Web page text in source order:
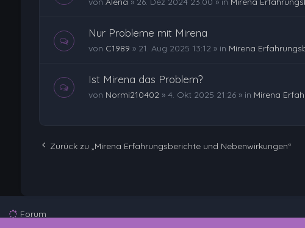
Nur Probleme mit Mirena
von C1989 » 21. Aug 2025 13:12 » in Mirena
Ist Mirena das Problem?
von Normi210402» 4. Okt 2025 21:26» in Mirena
Zurück zu „Mirena Erfahrungsberichte und Nebenwirkungen“
Forum